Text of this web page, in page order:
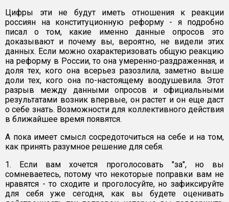
Цифры эти не будут иметь отношения к реакции
россиян на конституционную реформу - я подробно
писал о том, какие именно данные опросов это
доказывают и почему вы, вероятно, не видели этих
данных. Если можно охарактеризовать общую реакцию
на реформу в России, то она умеренно-раздраженная, и
доля тех, кого она всерьез разозлила, заметно выше
доли тех, кого она по-настоящему воодушевила. Этот
разрыв между данными опросов и официальными
результатами возник впервые, он растет и он еще даст
о себе знать. Возможности для коллективного действия
в ближайшее время появятся.
А пока имеет смысл сосредоточиться на себе и на том,
как принять разумное решение для себя.
1. Если вам хочется проголосовать "за", но вы
сомневаетесь, потому что некоторые поправки вам не
нравятся - то сходите и проголосуйте, но зафиксируйте
для себя уже сегодня, как вы будете оценивать